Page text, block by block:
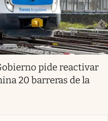
pide reactivar
20 barreras de la